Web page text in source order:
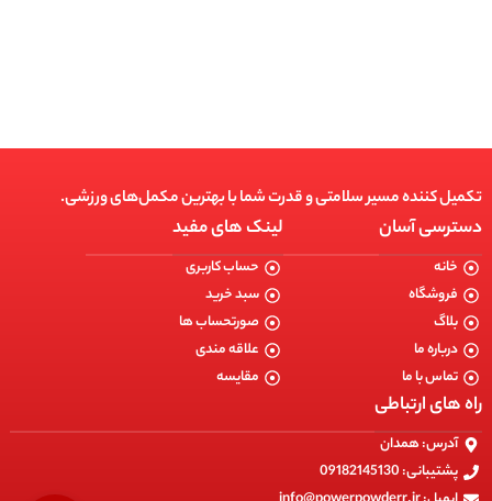
تکمیل کننده مسیر سلامتی و قدرت شما با بهترین مکمل‌های ورزشی.
دسترسی آسان
خانه
فروشگاه
بلاگ
درباره ما
تماس با ما
لینک های مفید
حساب کاربری
سبد خرید
صورتحساب ها
علاقه مندی
مقایسه
راه های ارتباطی
آدرس: همدان
پشتیبانی: 09182145130